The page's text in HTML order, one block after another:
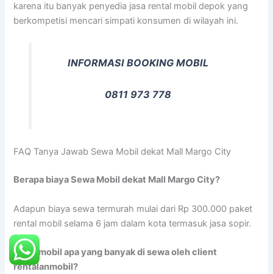
karena itu banyak penyedia jasa rental mobil depok yang
berkompetisi mencari simpati konsumen di wilayah ini.
INFORMASI BOOKING MOBIL
0811 973 778
FAQ Tanya Jawab Sewa Mobil dekat Mall Margo City
Berapa biaya Sewa Mobil dekat Mall Margo City?
Adapun biaya sewa termurah mulai dari Rp 300.000 paket
rental mobil selama 6 jam dalam kota termasuk jasa sopir.
Jenis mobil apa yang banyak di sewa oleh client
rentalanmobil?